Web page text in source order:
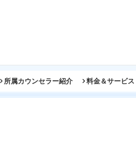
所属カウンセラー紹介 料金＆サービス